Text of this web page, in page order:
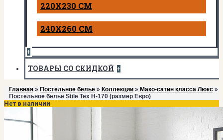
220Х230 СМ
240Х260 СМ
+
ТОВАРЫ СО СКИДКОЙ +
Главная » Постельное белье » Коллекции » Мако-сатин класса Люкс »
Постельное белье Stile Tex H-170 (размер Евро)
Нет в наличии